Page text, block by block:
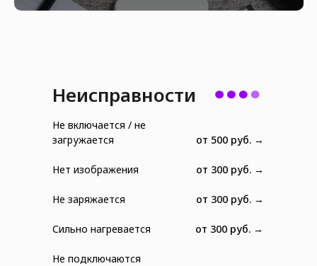
Неисправности
Не включается / не
загружается
от 500 руб. →
Нет изображения от 300 руб. →
Не заряжается от 300 руб. →
Сильно нагревается от 300 руб. →
Не подключаются